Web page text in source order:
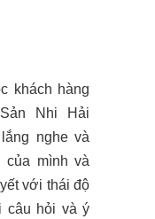
khách hàng
Nhi Hải
nghe và
của mình và
với thái độ
câu hỏi và ý